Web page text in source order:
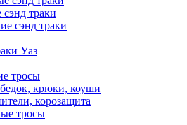
траки
сэнд траки
Уаз
тросы
крюки, коуши
корозащита
тросы